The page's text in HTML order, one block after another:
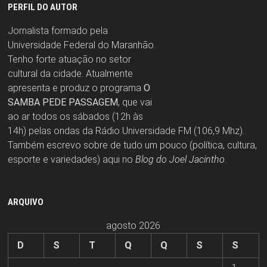
PERFIL DO AUTOR
Jornalista formado pela
Universidade Federal do Maranhão.
Tenho forte atuação no setor
cultural da cidade. Atualmente
apresenta e produz o programa O
SAMBA PEDE PASSAGEM, que vai
ao ar todos os sábados (12h às
14h) pelas ondas da Rádio Universidade FM (106,9 Mhz).
Também escrevo sobre de tudo um pouco (política, cultura,
esporte e variedades) aqui no Blog do Joel Jacintho.
ARQUIVO
agosto 2026
D
S T Q Q S
S